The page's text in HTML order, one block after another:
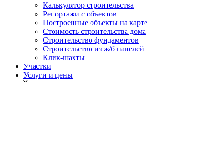
Калькулятор строительства
Репортажи с объектов
Построенные объекты на карте
Стоимость строительства дома
Строительство фундаментов
Строительство из ж/б панелей
Клик-шахты
Участки
Услуги и цены